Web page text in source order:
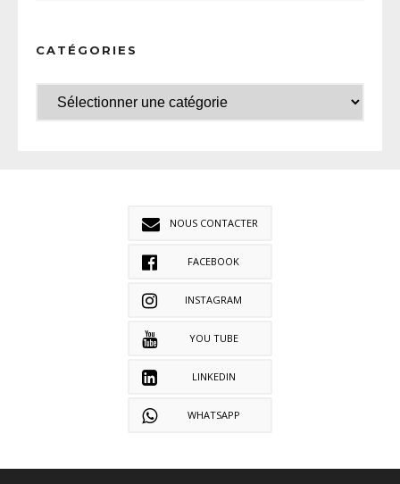
CATÉGORIES
NOUS CONTACTER
FACEBOOK
INSTAGRAM
YOU TUBE
LINKEDIN
WHATSAPP